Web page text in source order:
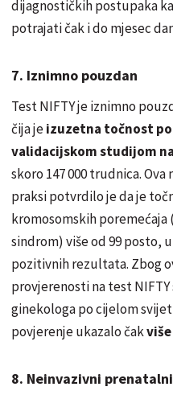
dijagnostičkih postupaka
potrajati čak i do mjesec
7. Iznimno pouzdan
Test NIFTY je iznimno
čija jeizuzetna točnost
validacijskom studijom
skoro 147 000 trudnica.
praksi potvrdilo je da je
kromosomskih poremećaja
sindrom) više od 99 posto,
pozitivnih rezultata. Zbog
provjerenosti na test
ginekologa po cijelom
povjerenje ukazalo čak
8. Neinvazivni